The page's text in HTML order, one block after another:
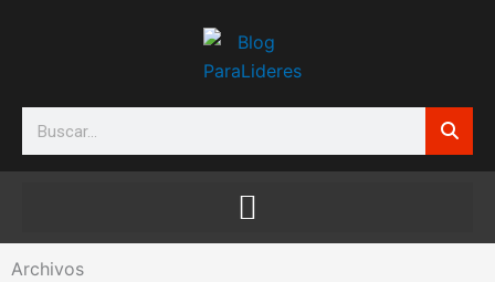
Search
Archivos
Archivos